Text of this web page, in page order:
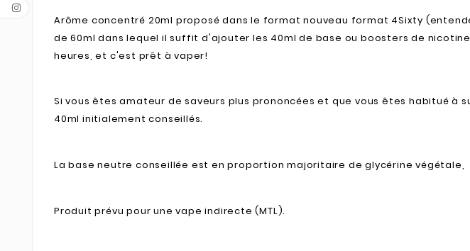
Arôme concentré 20ml proposé dans le format nouveau format 4Sixty
de 60ml dans lequel il suffit d'ajouter les 40ml de base ou boosters de
heures, et c'est prêt à vaper!
Si vous êtes amateur de saveurs plus prononcées et que vous êtes habitué à
40ml initialement conseillés.
La base neutre conseillée est en proportion majoritaire de glycérine
Produit prévu pour une vape indirecte (MTL).